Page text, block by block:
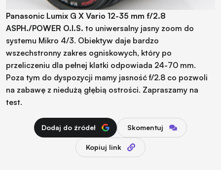
Panasonic Lumix G X Vario 12-35 mm f/2.8
ASPH./POWER O.I.S. to uniwersalny jasny zoom do
systemu Mikro 4/3. Obiektyw daje bardzo
wszechstronny zakres ogniskowych, który po
przeliczeniu dla pełnej klatki odpowiada 24-70 mm.
Poza tym do dyspozycji mamy jasność f/2.8 co pozwoli
na zabawę z niedużą głębią ostrości. Zapraszamy na
test.
Dodaj do źródeł Skomentuj
Kopiuj link